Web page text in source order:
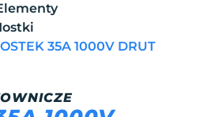
35A 1000V DRUT